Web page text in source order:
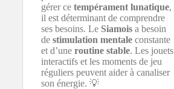
gérer ce tempérament lunatique,
il est déterminant de comprendre
ses besoins. Le Siamois a besoin
de stimulation mentale constante
et d’une routine stable. Les jouets
interactifs et les moments de jeu
réguliers peuvent aider à canaliser
son énergie. 💡